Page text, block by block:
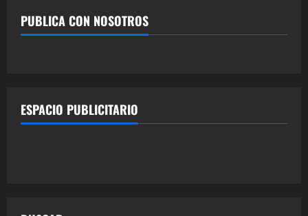
PUBLICA CON NOSOTROS
ESPACIO PUBLICITARIO